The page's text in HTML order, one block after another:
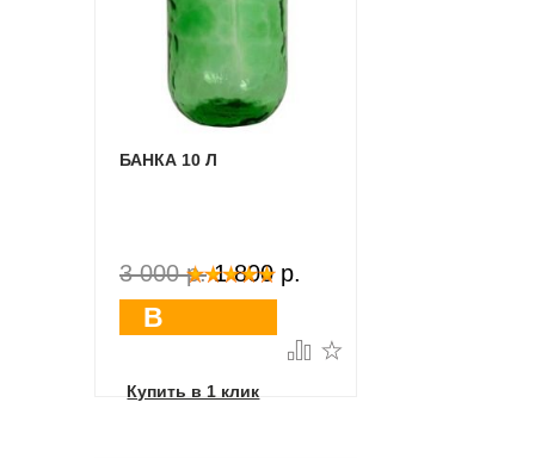
БАНКА 10 Л
3 000 p. 1 800 p.
В
Купить в 1 клик